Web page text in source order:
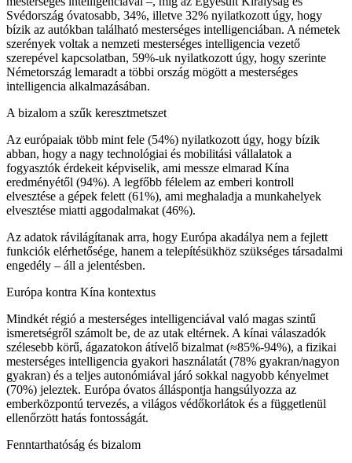
Svédország óvatosabb, 34%, illetve 32% nyilatkozott úgy, hogy
bízik az autókban található mesterséges intelligenciában. A németek
szerények voltak a nemzeti mesterséges intelligencia vezető
szerepével kapcsolatban, 59%-uk nyilatkozott úgy, hogy szerinte
Németország lemaradt a többi ország mögött a mesterséges
intelligencia alkalmazásában.
A bizalom a szűk keresztmetszet
Az európaiak több mint fele (54%) nyilatkozott úgy, hogy bízik
abban, hogy a nagy technológiai és mobilitási vállalatok a
fogyasztók érdekeit képviselik, ami messze elmarad Kína
eredményétől (94%). A legfőbb félelem az emberi kontroll
elvesztése a gépek felett (61%), ami meghaladja a munkahelyek
elvesztése miatti aggodalmakat (46%).
Az adatok rávilágítanak arra, hogy Európa akadálya nem a fejlett
funkciók elérhetősége, hanem a telepítésükhöz szükséges társadalmi
engedély – áll a jelentésben.
Európa kontra Kína kontextus
Mindkét régió a mesterséges intelligenciával való magas szintű
ismeretségről számolt be, de az utak eltérnek. A kínai válaszadók
szélesebb körű, ágazatokon átívelő bizalmat (≈85%-94%), a fizikai
mesterséges intelligencia gyakori használatát (78% gyakran/nagyon
gyakran) és a teljes autonómiával járó sokkal nagyobb kényelmet
(70%) jeleztek. Európa óvatos álláspontja hangsúlyozza az
emberközpontú tervezés, a világos védőkorlátok és a függetlenül
ellenőrzött hatás fontosságát.
Fenntarthatóság és bizalom